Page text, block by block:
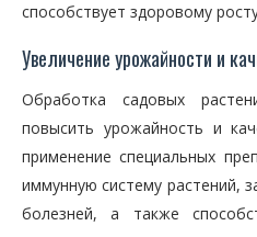
способствует здоровому
Увеличение урожайности и
Обработка садовых
повысить урожайность и
применение специальных
иммунную систему растений,
болезней, а также